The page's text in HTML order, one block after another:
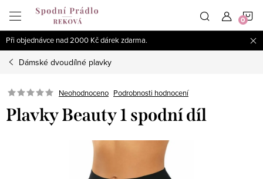
obsah
Při objednávce nad 2000 Kč dárek zdarma.
Dámské dvoudílné plavky
Neohodnoceno Podrobnosti hodnocení
Plavky Beauty 1 spodní díl